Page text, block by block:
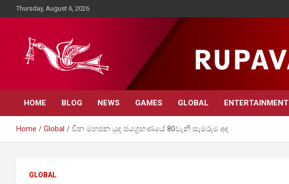
to
Thursday, August 6, 2026
Rupavahini News
HOME BLOG NEWS GAMES GLOBAL ENTERTAINMENT
Home Global චීන මහජන යුද ජයග්‍රහණයේ 80වැනි සැමරුම අද
GLOBAL